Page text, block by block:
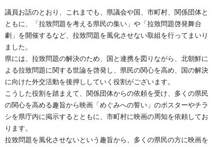
議員お話のとおり、これまでも、県議会や国、市町村、関係団体と
ともに、「拉致問題を考える県民の集い」や「拉致問題啓発舞台
劇」を開催するなど、拉致問題を風化させない取組を行ってまいり
ました。
県には、拉致問題の解決のため、国と連携を図りながら、北朝鮮に
よる拉致問題に関する世論を啓発し、県民の関心を高め、国の解決
に向けた外交活動を後押ししていく役割がございます。
こうした役割を踏まえて、関係団体からの依頼を受け、多くの県民
の関心を高める趣旨から映画「めぐみへの誓い」のポスターやチラ
シを県庁内に掲示するとともに、市町村に映画の周知を依頼してお
ります。
拉致問題を風化させないという趣旨から、多くの県民の方に映画を